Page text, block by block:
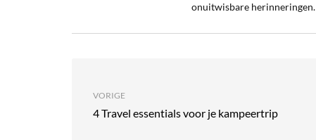
onuitwisbare herinneringen.
VORIGE
4 Travel essentials voor je kampeertrip